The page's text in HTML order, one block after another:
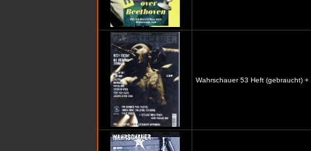
Wahrschauer 53 Heft (gebraucht) +